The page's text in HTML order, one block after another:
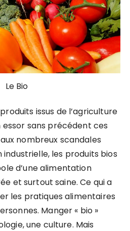
Le Bio
issus de l’agriculture
essor sans précédent ces
nombreux scandales
industrielle, les produits bios
d’une alimentation
et surtout saine. Ce qui a
les pratiques alimentaires
Manger « bio »
une culture. Mais